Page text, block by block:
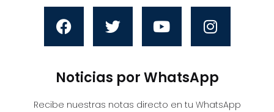
Noticias por WhatsApp
Recibe nuestras notas directo en tu WhatsApp